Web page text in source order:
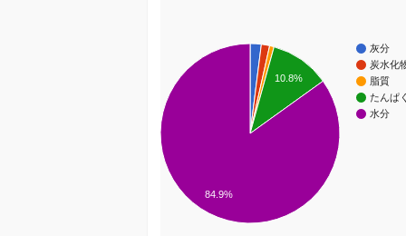
灰分
炭水化
脂質
たんぱ
水分
10.8%
84.9%